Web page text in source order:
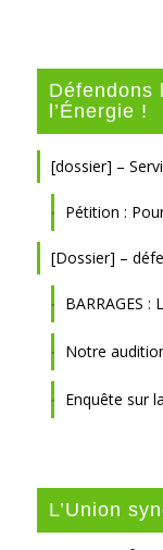
Défendons
l’Énergie !
[dossier] –
Pétition :
[Dossier] –
BARRAGES :
Notre
Enquête sur
L’Union